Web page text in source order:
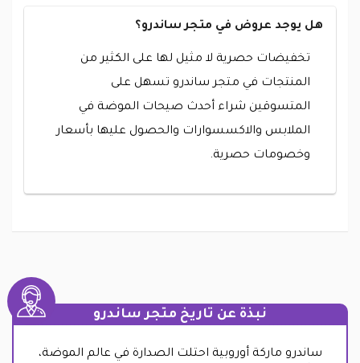
هل يوجد عروض في متجر ساندرو؟
تخفيضات حصرية لا مثيل لها على الكثير من
المنتجات في متجر ساندرو تسهل على
المتسوقين شراء أحدث صيحات الموضة في
الملابس والاكسسوارات والحصول عليها بأسعار
وخصومات حصرية.
نبذة عن تاريخ متجر ساندرو
ساندرو ماركة أوروبية احتلت الصدارة في عالم الموضة،